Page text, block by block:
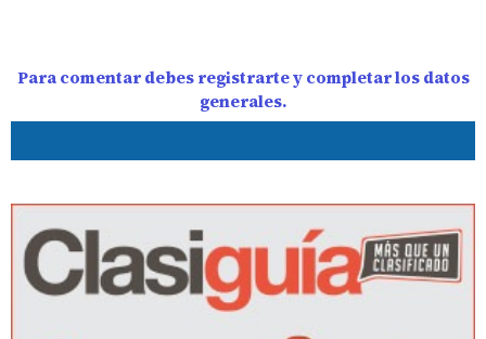
Para comentar debes registrarte y completar los datos
generales.